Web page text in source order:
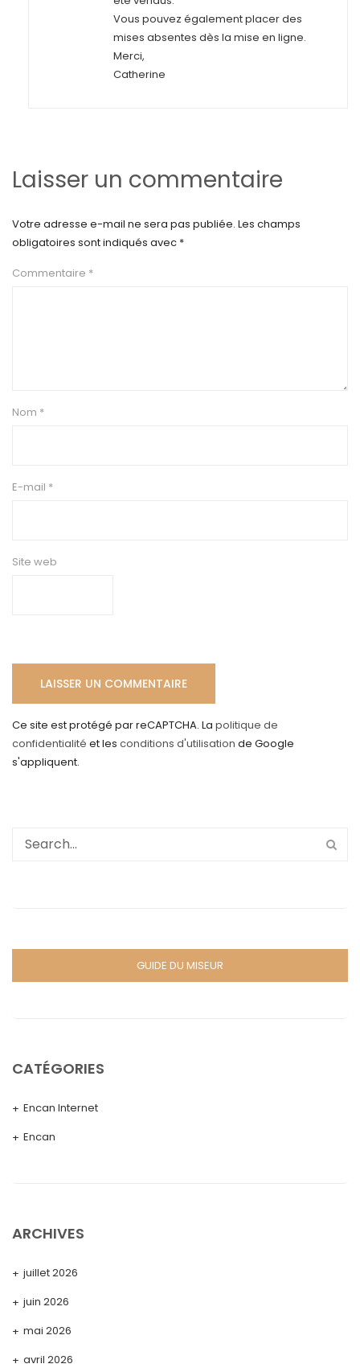
Vous pouvez également placer des
mises absentes dès la mise en ligne.
Merci,
Catherine
Laisser un commentaire
Votre adresse e-mail ne sera pas publiée. Les champs
obligatoires sont indiqués avec *
Commentaire *
Nom *
E-mail *
Site web
Ce site est protégé par reCAPTCHA. La politique de
confidentialité et les conditions d'utilisation de Google
s'appliquent.
GUIDE DU MISEUR
CATÉGORIES
Encan Internet
Encan
ARCHIVES
juillet 2026
juin 2026
mai 2026
avril 2026